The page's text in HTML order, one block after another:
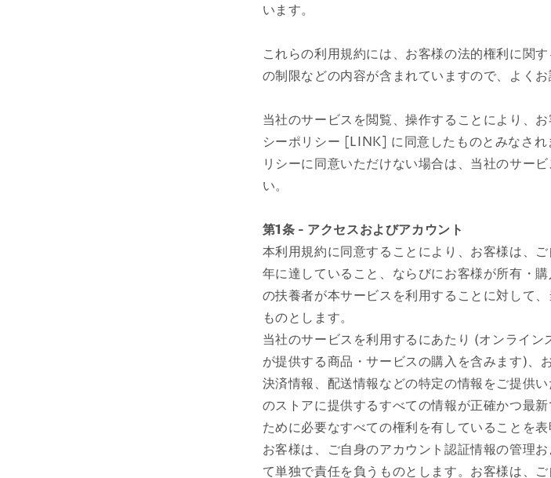
います。
これらの利用規約には、お客様の法的権利に関
の制限などの内容が含まれていますので、よくお
当社のサービスを閲覧、操作することにより、
シーポリシー [LINK] に同意したものとみなさ
リシーに同意いただけない場合は、当社のサー
い。
第1条 - アクセスおよびアカウント
本利用規約に同意することにより、お客様は、
年に達していること、ならびにお客様が所有・
の扶養者が本サービスを利用することに対して
ものとします。
当社のサービスを利用するにあたり (オンライ
が提供する商品・サービスの購入を含みます)、
決済情報、配送情報などの特定の情報をご提供
のストアに提供するすべての情報が正確かつ最
ために必要なすべての権利を有していることを表
お客様は、ご自身のアカウント認証情報の管理
て単独で責任を負うものとします。お客様は、